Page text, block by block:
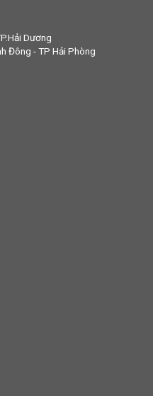
Dương
Đông - TP Hải Phòng